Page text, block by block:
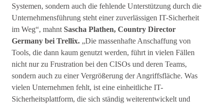
Systemen, sondern auch die fehlende Unterstützung durch die
Unternehmensführung steht einer zuverlässigen IT-Sicherheit
im Weg“, mahnt Sascha Plathen, Country Director
Germany bei Trellix. „Die massenhafte Anschaffung von
Tools, die dann kaum genutzt werden, führt in vielen Fällen
nicht nur zu Frustration bei den CISOs und deren Teams,
sondern auch zu einer Vergrößerung der Angriffsfläche. Was
vielen Unternehmen fehlt, ist eine einheitliche IT-
Sicherheitsplattform, die sich ständig weiterentwickelt und